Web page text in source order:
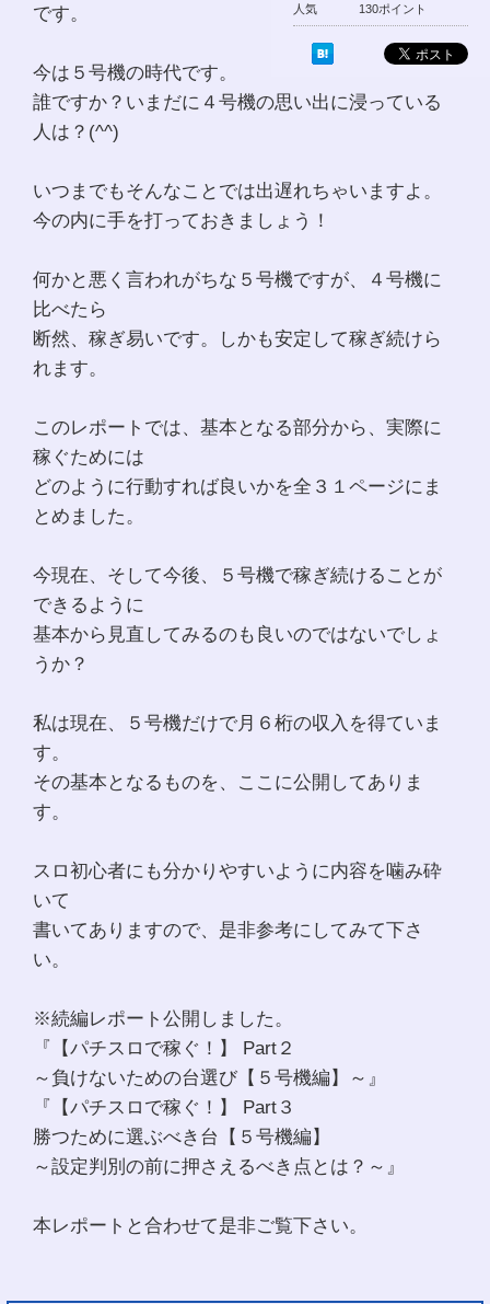
人気 130ポイント
です。
今は５号機の時代です。
誰ですか？いまだに４号機の思い出に浸っている
人は？(^^)
いつまでもそんなことでは出遅れちゃいますよ。
今の内に手を打っておきましょう！
何かと悪く言われがちな５号機ですが、４号機に
比べたら
断然、稼ぎ易いです。しかも安定して稼ぎ続けら
れます。
このレポートでは、基本となる部分から、実際に
稼ぐためには
どのように行動すれば良いかを全３１ページにま
とめました。
今現在、そして今後、５号機で稼ぎ続けることが
できるように
基本から見直してみるのも良いのではないでしょ
うか？
私は現在、５号機だけで月６桁の収入を得ていま
す。
その基本となるものを、ここに公開してありま
す。
スロ初心者にも分かりやすいように内容を噛み砕
いて
書いてありますので、是非参考にしてみて下さ
い。
※続編レポート公開しました。
『【パチスロで稼ぐ！】 Part２
～負けないための台選び【５号機編】～』
『【パチスロで稼ぐ！】 Part３
勝つために選ぶべき台【５号機編】
～設定判別の前に押さえるべき点とは？～』
本レポートと合わせて是非ご覧下さい。